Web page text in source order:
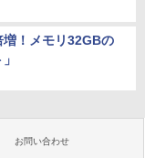
！メモリ32GBの
お問い合わせ